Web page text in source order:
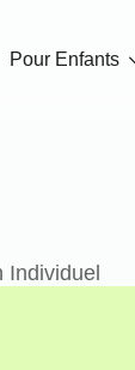
Pour Enfants
Individuel